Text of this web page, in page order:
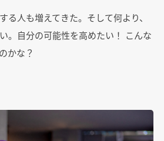
る人も増えてきた。そして何より、
。自分の可能性を高めたい！ こんな
かな？